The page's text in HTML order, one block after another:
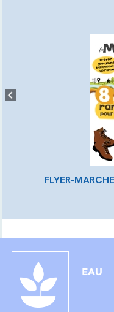
FLYER-
EAU